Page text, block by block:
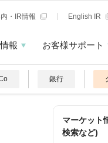
・IR情報 English IR
報 お客様サポート
銀行
マーケット
検索など)